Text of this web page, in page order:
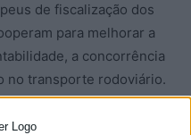
de fiscalização dos
para melhorar a
a concorrência
no transporte rodoviário.
domingo, inclui ações